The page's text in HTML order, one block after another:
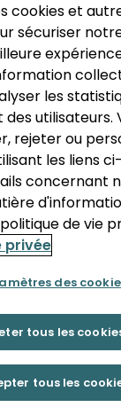
cookies et
sécuriser
les
utilisateurs.
rejeter ou
les liens
concernant
de vie
privée
des
tous les
tous les